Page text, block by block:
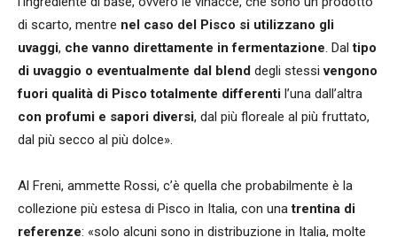
di scarto, mentre nel caso del Pisco si utilizzano gli
uvaggi, che vanno direttamente in fermentazione. Daltipo
di uvaggio o eventualmente dal blend degli stessivengono
fuori qualità di Pisco totalmente differenti l’una dall’altra
con profumi e sapori diversi, dal più floreale al più fruttato,
dal più secco al più dolce».
Al Freni, ammette Rossi, c’è quella che probabilmente è la
collezione più estesa di Pisco in Italia, con unatrentina di
referenze: «solo alcuni sono in distribuzione in Italia, molte